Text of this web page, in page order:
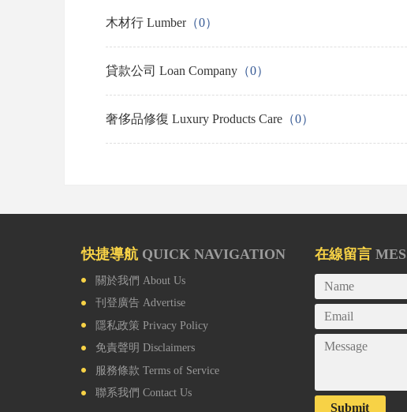
木材行 Lumber（0）
貸款公司 Loan Company（0）
奢侈品修復 Luxury Products Care（0）
快捷導航QUICK NAVIGATION
關於我們 About Us
刊登廣告 Advertise
隱私政策 Privacy Policy
免責聲明 Disclaimers
服務條款 Terms of Service
聯系我們 Contact Us
在線留言
Submit